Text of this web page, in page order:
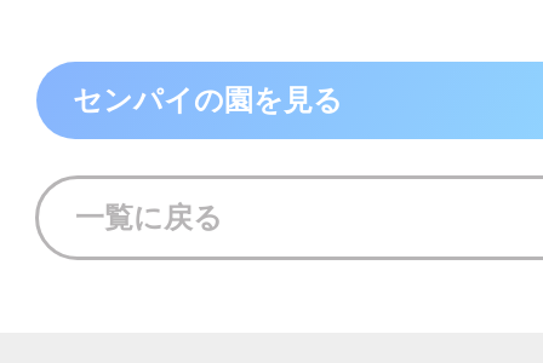
センパイの園を見る
一覧に戻る